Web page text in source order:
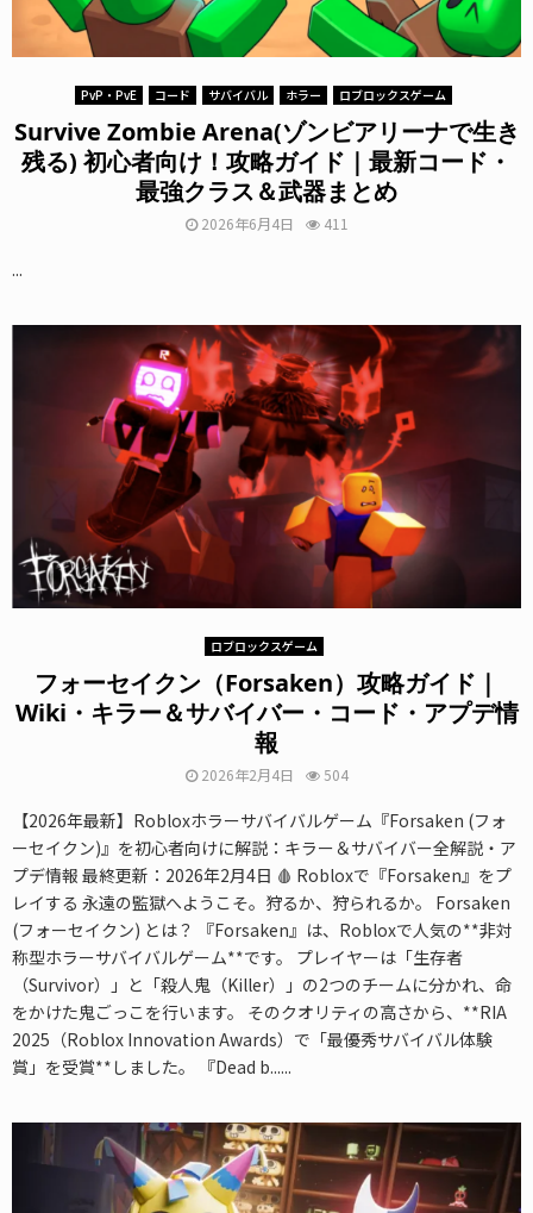
PvP・PvE コード サバイバル ホラー ロブロックスゲーム
Survive Zombie Arena(ゾンビアリーナで生き
残る) 初心者向け！攻略ガイド｜最新コード・
最強クラス＆武器まとめ
2026年6月4日 411
...
ロブロックスゲーム
フォーセイクン（Forsaken）攻略ガイド｜
Wiki・キラー＆サバイバー・コード・アプデ情
報
2026年2月4日 504
【2026年最新】Robloxホラーサバイバルゲーム『Forsaken (フォ
ーセイクン)』を初心者向けに解説：キラー＆サバイバー全解説・ア
プデ情報 最終更新：2026年2月4日 🩸 Robloxで『Forsaken』をプ
レイする 永遠の監獄へようこそ。狩るか、狩られるか。 Forsaken
(フォーセイクン) とは？ 『Forsaken』は、Robloxで人気の**非対
称型ホラーサバイバルゲーム**です。 プレイヤーは「生存者
（Survivor）」と「殺人鬼（Killer）」の2つのチームに分かれ、命
をかけた鬼ごっこを行います。 そのクオリティの高さから、**RIA
2025（Roblox Innovation Awards）で「最優秀サバイバル体験
賞」を受賞**しました。 『Dead b......